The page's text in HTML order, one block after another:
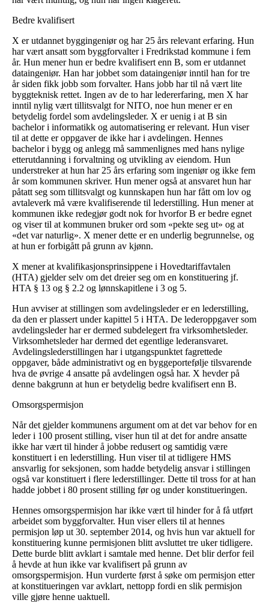
Bedre kvalifisert
X er utdannet byggingeniør og har 25 års relevant erfaring. Hun
har vært ansatt som byggforvalter i Fredrikstad kommune i fem
år. Hun mener hun er bedre kvalifisert enn B, som er utdannet
dataingeniør. Han har jobbet som dataingeniør inntil han for tre
år siden fikk jobb som forvalter. Hans jobb har til nå vært lite
byggteknisk rettet. Ingen av de to har ledererfaring, men X har
inntil nylig vært tillitsvalgt for NITO, noe hun mener er en
betydelig fordel som avdelingsleder. X er uenig i at B sin
bachelor i informatikk og automatisering er relevant. Hun viser
til at dette er oppgaver de ikke har i avdelingen. Hennes
bachelor i bygg og anlegg må sammenlignes med hans nylige
etterutdanning i forvaltning og utvikling av eiendom. Hun
understreker at hun har 25 års erfaring som ingeniør og ikke fem
år som kommunen skriver. Hun mener også at ansvaret hun har
påtatt seg som tillitsvalgt og kunnskapen hun har fått om lov og
avtaleverk må være kvalifiserende til lederstilling. Hun mener at
kommunen ikke redegjør godt nok for hvorfor B er bedre egnet
og viser til at kommunen bruker ord som «pekte seg ut» og at
«det var naturlig». X mener dette er en underlig begrunnelse, og
at hun er forbigått på grunn av kjønn.
X mener at kvalifikasjonsprinsippene i Hovedtariffavtalen
(HTA) gjelder selv om det dreier seg om en konstituering jf.
HTA § 13 og § 2.2 og lønnskapitlene i 3 og 5.
Hun avviser at stillingen som avdelingsleder er en lederstilling,
da den er plassert under kapittel 5 i HTA. De lederoppgaver som
avdelingsleder har er dermed subdelegert fra virksomhetsleder.
Virksomhetsleder har dermed det egentlige lederansvaret.
Avdelingslederstillingen har i utgangspunktet fagrettede
oppgaver, både administrativt og en byggeportefølje tilsvarende
hva de øvrige 4 ansatte på avdelingen også har. X hevder på
denne bakgrunn at hun er betydelig bedre kvalifisert enn B.
Omsorgspermisjon
Når det gjelder kommunens argument om at det var behov for en
leder i 100 prosent stilling, viser hun til at det for andre ansatte
ikke har vært til hinder å jobbe redusert og samtidig være
konstituert i en lederstilling. Hun viser til at tidligere HMS
ansvarlig for seksjonen, som hadde betydelig ansvar i stillingen
også var konstituert i flere lederstillinger. Dette til tross for at han
hadde jobbet i 80 prosent stilling før og under konstitueringen.
Hennes omsorgspermisjon har ikke vært til hinder for å få utført
arbeidet som byggforvalter. Hun viser ellers til at hennes
permisjon løp ut 30. september 2014, og hvis hun var aktuell for
konstituering kunne permisjonen blitt avsluttet tre uker tidligere.
Dette burde blitt avklart i samtale med henne. Det blir derfor feil
å hevde at hun ikke var kvalifisert på grunn av
omsorgspermisjon. Hun vurderte først å søke om permisjon etter
at konstitueringen var avklart, nettopp fordi en slik permisjon
ville gjøre henne uaktuell.